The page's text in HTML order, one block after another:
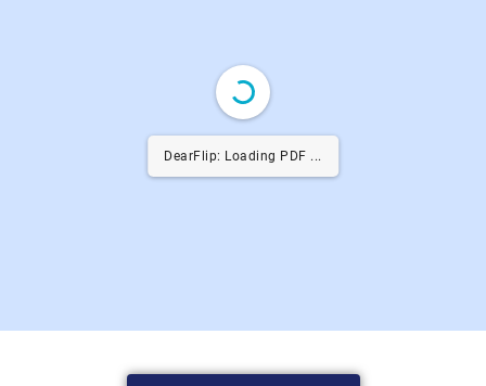
DearFlip: Loading PDF 6% ...